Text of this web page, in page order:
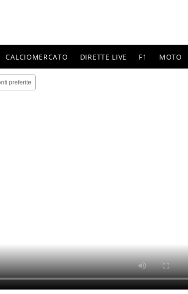
CALCIOMERCATO DIRETTE LIVE F1 MOTO
preferite